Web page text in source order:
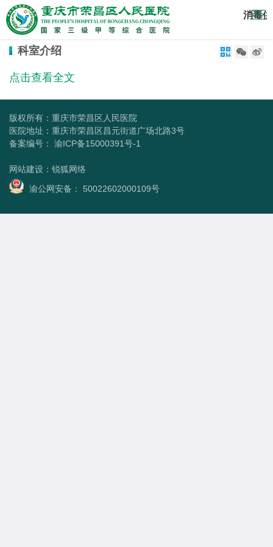
消毒
科室介绍   
点击查看全文
版权所有：重庆市荣昌区人民医院
医院地址：重庆市荣昌区昌元街道广场北路3号
备案编号：
渝ICP备15000391号-1
网站建设 ： 锐狐网络
渝公网安备： 50022602000109号